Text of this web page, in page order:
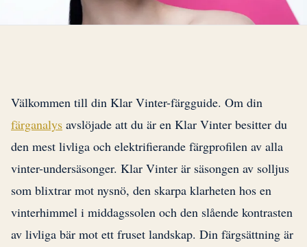
Välkommen till din Klar Vinter-färgguide. Om din
färganalys avslöjade att du är en Klar Vinter besitter du
den mest livliga och elektrifierande färgprofilen av alla
vinter-undersäsonger. Klar Vinter är säsongen av solljus
som blixtrar mot nysnö, den skarpa klarheten hos en
vinterhimmel i middagssolen och den slående kontrasten
av livliga bär mot ett fruset landskap. Din färgsättning är